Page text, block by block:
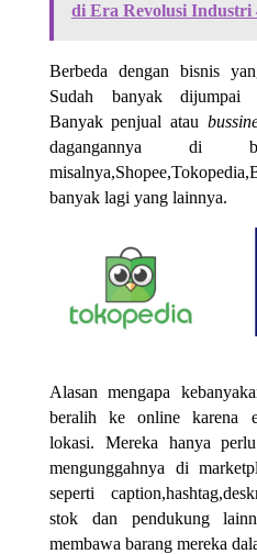
di Era Revolusi Industri
Berbeda dengan bisnis
Sudah banyak dijumpai
Banyak penjual atau
dagangannya di
banyak lagi yang lainnya.
Alasan mengapa
beralih ke online karena
lokasi. Mereka hanya
mengunggahnya di
seperti
stok dan pendukung
membawa barang mereka